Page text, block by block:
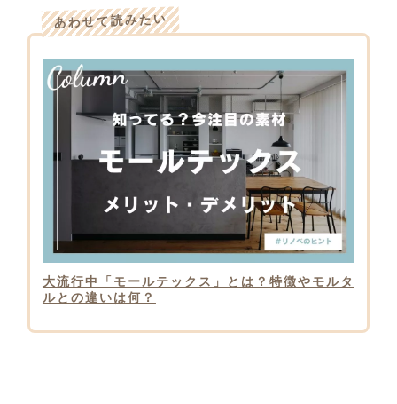
あわせて読みたい
大流行中「モールテックス」とは？特徴やモルタ
ルとの違いは何？